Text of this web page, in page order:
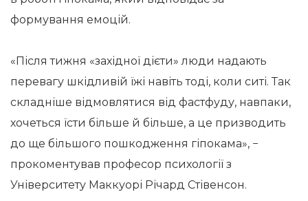
формування емоцій.
«Після тижня «західної дієти» люди надають
перевагу шкідливій їжі навіть тоді, коли ситі. Так
складніше відмовлятися від фастфуду, навпаки,
хочеться їсти більше й більше, а це призводить
до ще більшого пошкодження гіпокама», −
прокоментував професор психології з
Університету Маккуорі Річард Стівенсон.